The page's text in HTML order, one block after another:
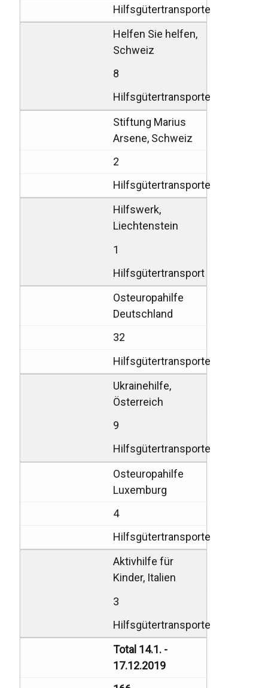
Hilfsgütertransporte
Helfen Sie helfen,
Schweiz
8
Hilfsgütertransporte
Stiftung Marius
Arsene, Schweiz
2
Hilfsgütertransporte
Hilfswerk,
Liechtenstein
1
Hilfsgütertransport
Osteuropahilfe
Deutschland
32
Hilfsgütertransporte
Ukrainehilfe,
Österreich
9
Hilfsgütertransporte
Osteuropahilfe
Luxemburg
4
Hilfsgütertransporte
Aktivhilfe für
Kinder, Italien
3
Hilfsgütertransporte
Total 14.1. -
17.12.2019